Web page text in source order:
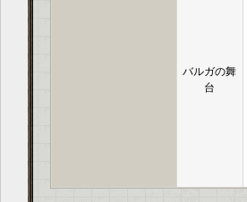
バルガの舞
台